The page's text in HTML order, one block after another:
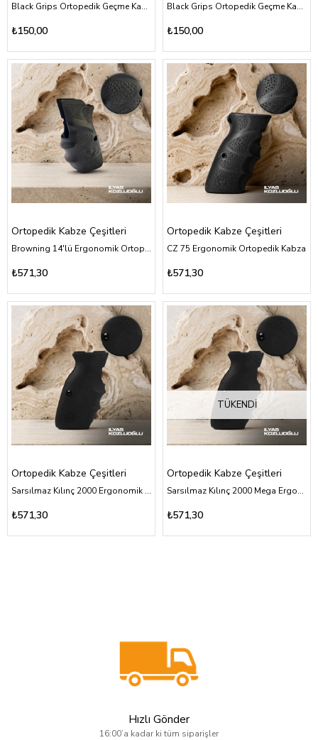
Black Grips Ortopedik Geçme Kabza Siyah
₺150,00
Black Grips Ortopedik Geçme Kabza Bej
₺150,00
Ortopedik Kabze Çeşitleri
Browning 14'lü Ergonomik Ortopedik Kabza
₺571,30
Ortopedik Kabze Çeşitleri
CZ 75 Ergonomik Ortopedik Kabza
₺571,30
Ortopedik Kabze Çeşitleri
Sarsılmaz Kılınç 2000 Ergonomik Ortopedik Kabza
₺571,30
TÜKENDI
Ortopedik Kabze Çeşitleri
Sarsılmaz Kılınç 2000 Mega Ergonomik Ortopedik Kabza
₺571,30
Hızlı Gönder
16:00’a kadar ki tüm siparişler